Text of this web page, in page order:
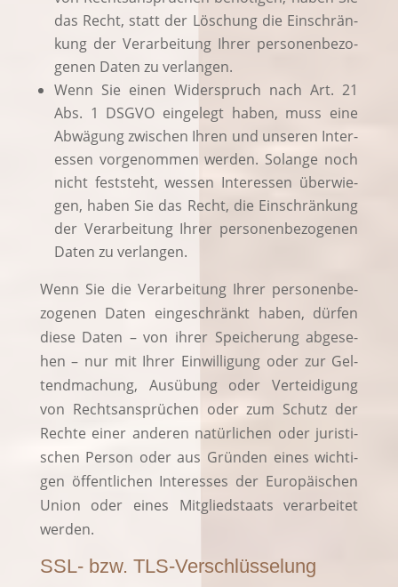
das Recht, statt der Löschung die Ein­schrän­
kung der Ver­ar­bei­tung Ihrer per­so­nen­be­zo­
ge­nen Daten zu verlangen.
Wenn Sie einen Wider­spruch nach Art. 21
Abs. 1 DSGVO ein­ge­legt haben, muss eine
Abwä­gung zwi­schen Ihren und unse­ren Inter­
es­sen vor­ge­nom­men wer­den. Solan­ge noch
nicht fest­steht, wes­sen Inter­es­sen über­wie­
gen, haben Sie das Recht, die Ein­schrän­kung
der Ver­ar­bei­tung Ihrer per­so­nen­be­zo­ge­nen
Daten zu verlangen.
Wenn Sie die Ver­ar­bei­tung Ihrer per­so­nen­be­
zo­ge­nen Daten ein­ge­schränkt haben, dür­fen
die­se Daten – von ihrer Spei­che­rung abge­se­
hen – nur mit Ihrer Ein­wil­li­gung oder zur Gel­
tend­ma­chung, Aus­übung oder Ver­tei­di­gung
von Rechts­an­sprü­chen oder zum Schutz der
Rech­te einer ande­ren natür­li­chen oder juris­ti­
schen Per­son oder aus Grün­den eines wich­ti­
gen öffent­li­chen Inter­es­ses der Euro­päi­schen
Uni­on oder eines Mit­glied­staats ver­ar­bei­tet
werden.
SSL- bzw. TLS-Verschlüsselung